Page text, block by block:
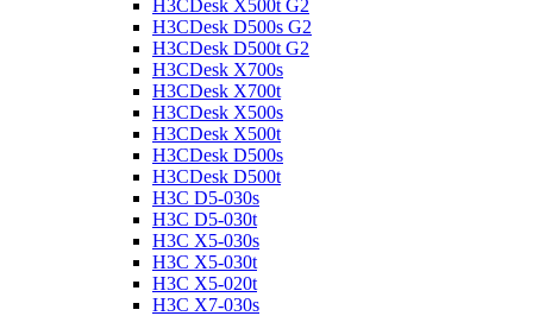
H3CDesk X500t G2
H3CDesk D500s G2
H3CDesk D500t G2
H3CDesk X700s
H3CDesk X700t
H3CDesk X500s
H3CDesk X500t
H3CDesk D500s
H3CDesk D500t
H3C D5-030s
H3C D5-030t
H3C X5-030s
H3C X5-030t
H3C X5-020t
H3C X7-030s